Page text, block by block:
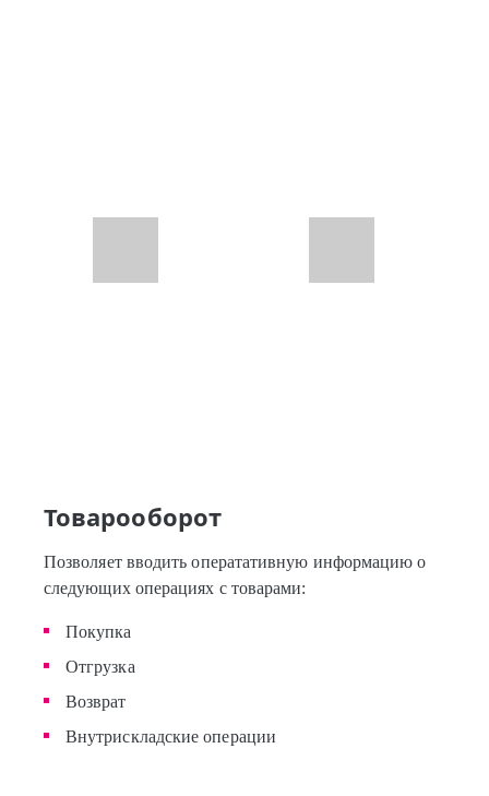
Товарооборот
Позволяет вводить оператативную информацию о
следующих операциях с товарами:
Покупка
Отгрузка
Возврат
Внутрискладские операции